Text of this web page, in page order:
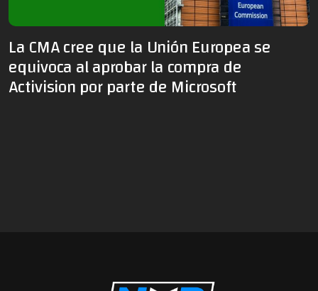
La CMA cree que la Unión Europea se
equivoca al aprobar la compra de
Activision por parte de Microsoft